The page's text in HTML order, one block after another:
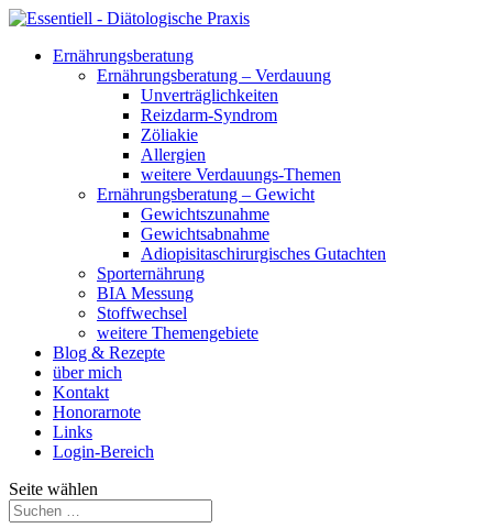
Ernährungsberatung
Ernährungsberatung – Verdauung
Unverträglichkeiten
Reizdarm-Syndrom
Zöliakie
Allergien
weitere Verdauungs-Themen
Ernährungsberatung – Gewicht
Gewichtszunahme
Gewichtsabnahme
Adiopisitaschirurgisches Gutachten
Sporternährung
BIA Messung
Stoffwechsel
weitere Themengebiete
Blog & Rezepte
über mich
Kontakt
Honorarnote
Links
Login-Bereich
Seite wählen